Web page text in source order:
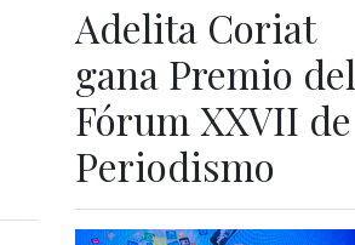
Adelita Coriat
gana Premio del
Fórum XXVII de
Periodismo